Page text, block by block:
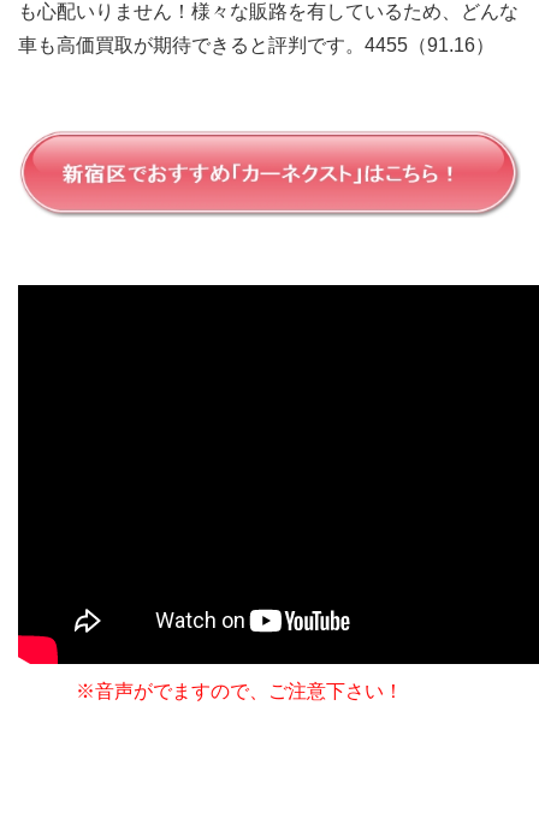
も心配いりません！様々な販路を有しているため、どんな
車も高価買取が期待できると評判です。4455（91.16）
※音声がでますので、ご注意下さい！